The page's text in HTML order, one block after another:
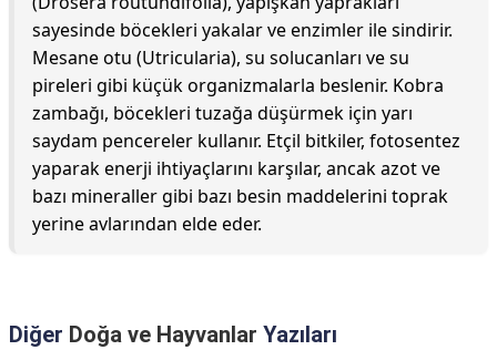
sayesinde böcekleri yakalar ve enzimler ile sindirir.
Mesane otu (Utricularia), su solucanları ve su
pireleri gibi küçük organizmalarla beslenir. Kobra
zambağı, böcekleri tuzağa düşürmek için yarı
saydam pencereler kullanır. Etçil bitkiler, fotosentez
yaparak enerji ihtiyaçlarını karşılar, ancak azot ve
bazı mineraller gibi bazı besin maddelerini toprak
yerine avlarından elde eder.
Diğer Doğa ve Hayvanlar Yazıları